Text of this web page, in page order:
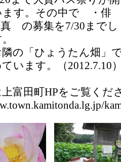
ます。その中で ・俳
の募集を7/30までし
隣の「ひょうたん畑」
います。（2012.7.10
富田町HPをご覧くだ